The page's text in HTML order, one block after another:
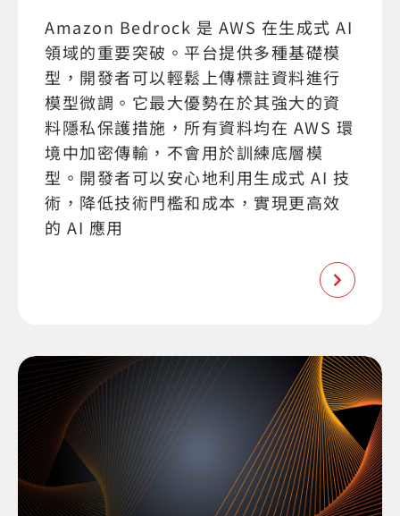
Amazon Bedrock 是 AWS 在生成式 AI
領域的重要突破。平台提供多種基礎模
型，開發者可以輕鬆上傳標註資料進行
模型微調。它最大優勢在於其強大的資
料隱私保護措施，所有資料均在 AWS 環
境中加密傳輸，不會用於訓練底層模
型。開發者可以安心地利用生成式 AI 技
術，降低技術門檻和成本，實現更高效
的 AI 應用